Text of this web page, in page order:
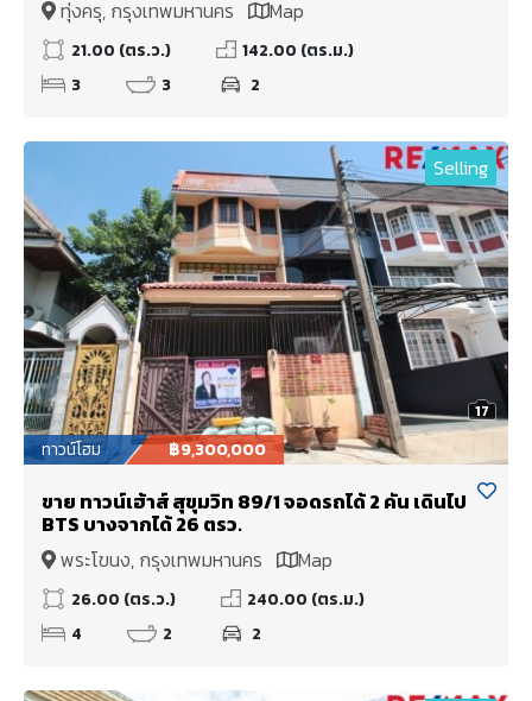
ทุ่งครุ, กรุงเทพมหานคร Map
21.00 (ตร.ว.)
142.00 (ตร.ม.)
3
3 2
17
Selling
ทาวน์โฮม ฿9,300,000
ขาย ทาวน์เฮ้าส์ สุขุมวิท 89/1 จอดรถได้ 2 คัน เดินไป
BTS บางจากได้ 26 ตรว.
พระโขนง, กรุงเทพมหานคร
Map
26.00 (ตร.ว.)
240.00 (ตร.ม.)
4
2 2